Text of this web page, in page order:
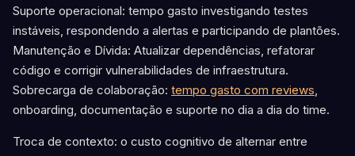
Suporte operacional: tempo gasto investigando testes
instáveis, respondendo a alertas e participando de plantões.
Manutenção e Dívida: Atualizar dependências, refatorar
código e corrigir vulnerabilidades de infraestrutura.
Sobrecarga de colaboração: tempo gasto com reviews,
onboarding, documentação e suporte no dia a dia do time.
Troca de contexto: o custo cognitivo de alternar entre